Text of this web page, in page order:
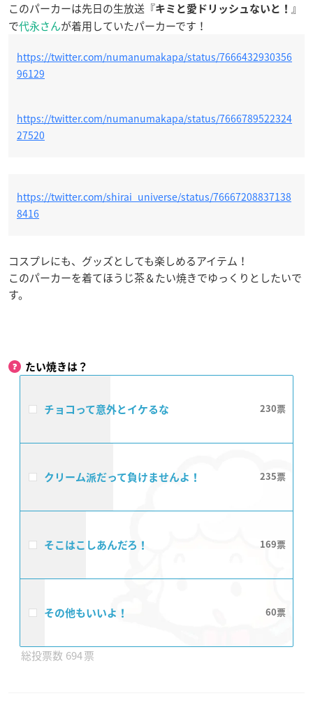
このパーカーは先日の生放送『キミと愛ドリッシュないと！ 』
で代永さんが着用していたパーカーです！
https://twitter.com/numanumakapa/status/7666432930356
96129
https://twitter.com/numanumakapa/status/7666789522324
27520
https://twitter.com/shirai_universe/status/76667208837138
8416
コスプレにも、グッズとしても楽しめるアイテム！
このパーカーを着てほうじ茶＆たい焼きでゆっくりとしたいで
す。
たい焼きは？
チョコって意外とイケるな 230
クリーム派だって負けませんよ！ 235
そこはこしあんだろ！ 169
その他もいいよ！ 60
694